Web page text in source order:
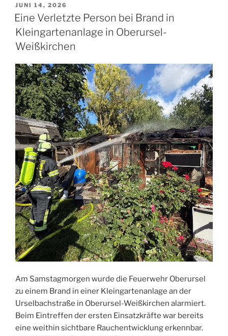
VERÖFFENTLICHT
AM
JUNI 14, 2026
Eine Verletzte Person bei Brand in
Kleingartenanlage in Oberursel-
Weißkirchen
Am Samstagmorgen wurde die Feuerwehr Oberursel
zu einem Brand in einer Kleingartenanlage an der
Urselbachstraße in Oberursel-Weißkirchen alarmiert.
Beim Eintreffen der ersten Einsatzkräfte war bereits
eine weithin sichtbare Rauchentwicklung erkennbar.